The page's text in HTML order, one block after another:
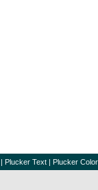
| Plucker Text | Plucker Color